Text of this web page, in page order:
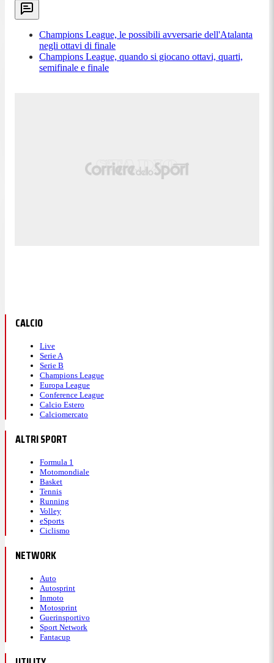
Champions League, le possibili avversarie dell'Atalanta
negli ottavi di finale
Champions League, quando si giocano ottavi, quarti,
semifinale e finale
CALCIO
Live
Serie A
Serie B
Champions League
Europa League
Conference League
Calcio Estero
Calciomercato
ALTRI SPORT
Formula 1
Motomondiale
Basket
Tennis
Running
Volley
eSports
Ciclismo
NETWORK
Auto
Autosprint
Inmoto
Motosprint
Guerinsportivo
Sport Network
Fantacup